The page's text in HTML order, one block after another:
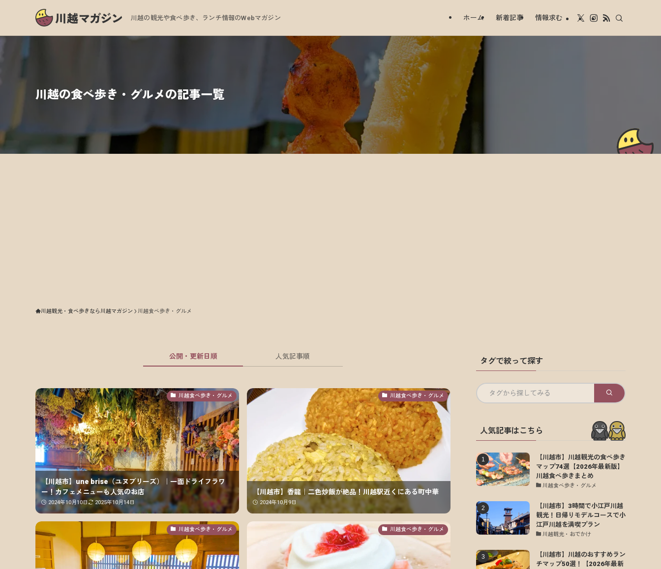
川越の観光や食べ歩き、ランチ情報のWebマガジン ホーム 新着記事 情報求む
川越の食べ歩き・グルメの記事一覧
川越観光・食べ歩きなら川越マガジン 川越食べ歩き・グルメ
公開・更新日順 人気記事順
川越食べ歩き・グルメ
【川越市】une brise（ユヌブリーズ）｜一面ドライフラワ
ー！カフェメニューも人気のお店
2024年10月10日 2025年10月14日
川越食べ歩き・グルメ
【川越市】香龍｜二色炒飯が絶品！川越駅近くにある町中華
2024年10月9日
川越食べ歩き・グルメ 川越食べ歩き・グルメ
タグで絞って探す
タグから探してみる
人気記事はこちら
【川越市】川越観光の食べ歩き
マップ74選【2026年最新版】
川越食べ歩きまとめ
川越食べ歩き・グルメ
【川越市】3時間で小江戸川越
観光！日帰りモデルコースで小
江戸川越を満喫プラン
川越観光・おでかけ
【川越市】川越のおすすめラン
チマップ50選！【2026年最新